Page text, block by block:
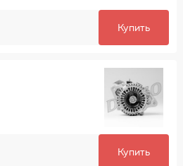
Купить
Купить